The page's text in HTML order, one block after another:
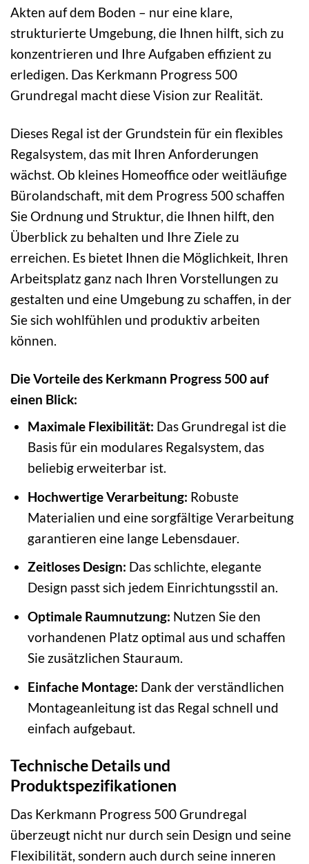
Akten auf dem Boden – nur eine klare,
strukturierte Umgebung, die Ihnen hilft, sich zu
konzentrieren und Ihre Aufgaben effizient zu
erledigen. Das Kerkmann Progress 500
Grundregal macht diese Vision zur Realität.
Dieses Regal ist der Grundstein für ein flexibles
Regalsystem, das mit Ihren Anforderungen
wächst. Ob kleines Homeoffice oder weitläufige
Bürolandschaft, mit dem Progress 500 schaffen
Sie Ordnung und Struktur, die Ihnen hilft, den
Überblick zu behalten und Ihre Ziele zu
erreichen. Es bietet Ihnen die Möglichkeit, Ihren
Arbeitsplatz ganz nach Ihren Vorstellungen zu
gestalten und eine Umgebung zu schaffen, in der
Sie sich wohlfühlen und produktiv arbeiten
können.
Die Vorteile des Kerkmann Progress 500 auf
einen Blick:
Maximale Flexibilität: Das Grundregal ist die
Basis für ein modulares Regalsystem, das
beliebig erweiterbar ist.
Hochwertige Verarbeitung: Robuste
Materialien und eine sorgfältige Verarbeitung
garantieren eine lange Lebensdauer.
Zeitloses Design: Das schlichte, elegante
Design passt sich jedem Einrichtungsstil an.
Optimale Raumnutzung: Nutzen Sie den
vorhandenen Platz optimal aus und schaffen
Sie zusätzlichen Stauraum.
Einfache Montage: Dank der verständlichen
Montageanleitung ist das Regal schnell und
einfach aufgebaut.
Technische Details und
Produktspezifikationen
Das Kerkmann Progress 500 Grundregal
überzeugt nicht nur durch sein Design und seine
Flexibilität, sondern auch durch seine inneren